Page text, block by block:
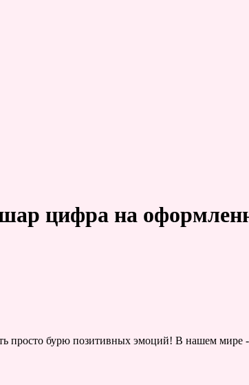
цифра на
просто бурю позитивных эмоций! В нашем мире